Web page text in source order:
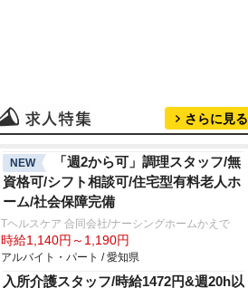
さらに見る
NEW
「週2から可」調理スタッフ/無
資格可/シフト相談可/住宅型有料老人ホ
ーム/社会保障完備
Tヘルスケア 合同会社/ナーシングホームかえで
時給1,140円～1,190円
アルバイト・パート / 愛知県
入所介護スタッフ/時給1472円&週20h以